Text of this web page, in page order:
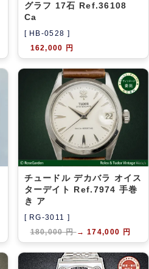
グラフ 17石 Ref.36108
Ca
[ HB-0528 ]
162,000 円
チュードル デカバラ オイス
ターデイト Ref.7974 手巻
き ア
[ RG-3011 ]
180,000 円→ 174,000 円